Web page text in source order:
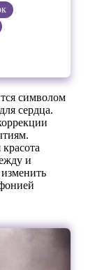
символом
сердца.
и